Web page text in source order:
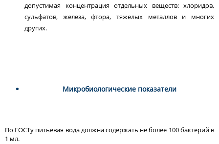
допустимая концентрация отдельных веществ: хлоридов,
сульфатов, железа, фтора, тяжелых металлов и многих
других.
Микробиологические показатели
По ГОСТу питьевая вода должна содержать не более 100 бактерий в
1 мл.